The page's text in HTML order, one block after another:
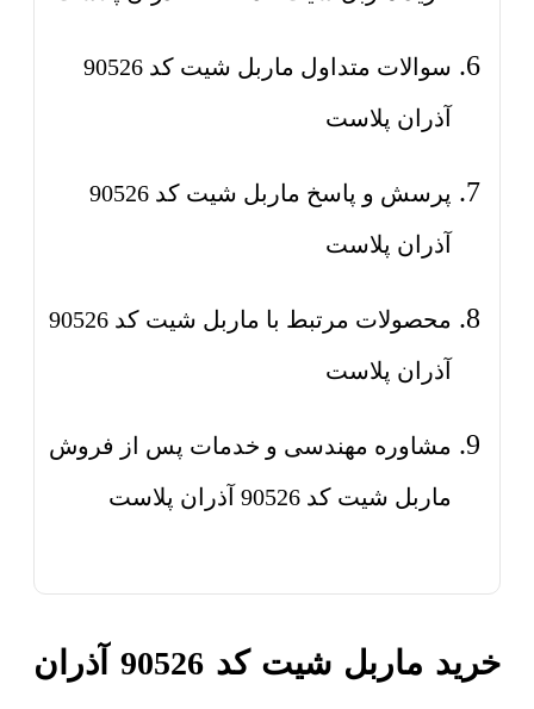
سوالات متداول ماربل شیت کد 90526
آذران پلاست
پرسش و پاسخ ماربل شیت کد 90526
آذران پلاست
محصولات مرتبط با ماربل شیت کد 90526
آذران پلاست
مشاوره مهندسی و خدمات پس از فروش
ماربل شیت کد 90526 آذران پلاست
خرید ماربل شیت کد 90526 آذران